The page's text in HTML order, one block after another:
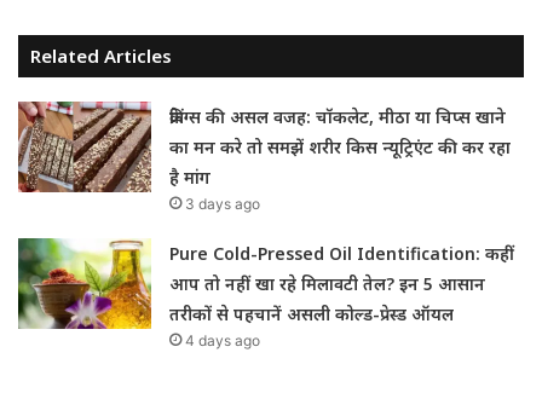
Related Articles
क्रेविंग्स की असल वजह: चॉकलेट, मीठा या चिप्स खाने
का मन करे तो समझें शरीर किस न्यूट्रिएंट की कर रहा
है मांग
3 days ago
Pure Cold-Pressed Oil Identification: कहीं
आप तो नहीं खा रहे मिलावटी तेल? इन 5 आसान
तरीकों से पहचानें असली कोल्ड-प्रेस्ड ऑयल
4 days ago